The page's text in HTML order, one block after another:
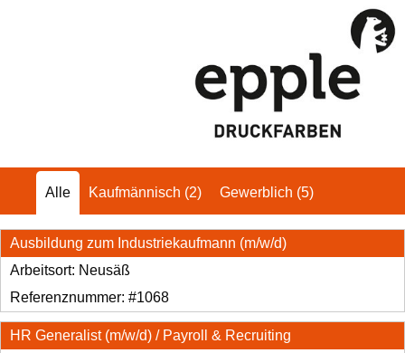
Alle Kaufmännisch (2) Gewerblich (5)
Ausbildung zum Industriekaufmann (m/w/d)
Arbeitsort: Neusäß
Referenznummer: #1068
HR Generalist (m/w/d) / Payroll & Recruiting